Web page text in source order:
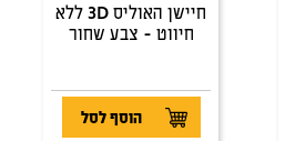
חיישן האוליס 3D ללא
חיווט - צבע שחור
הוסף לסל